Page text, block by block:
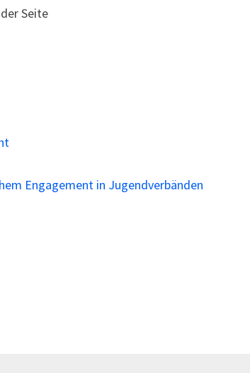
Seite
Engagement in Jugendverbänden